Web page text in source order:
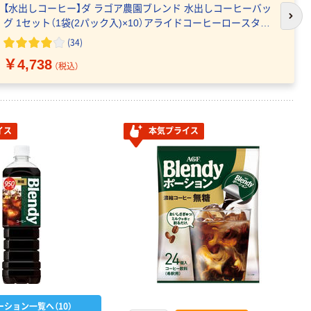
【水出しコーヒー】ダ ラゴア農園ブレンド 水出しコーヒーバッ
グ 1セット（1袋(2パック入)×10）アライドコーヒーロースター
ズ オリジナル (34)
￥4,738 （税込）
次
ス
ョン一覧へ（10）
本気プライス